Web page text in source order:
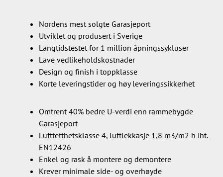
Nordens mest solgte Garasjeport
Utviklet og produsert i Sverige
Langtidstestet for 1 million åpningssykluser
Lave vedlikeholdskostnader
Design og finish i toppklasse
Korte leveringstider og høy leveringssikkerhet
Omtrent 40% bedre U-verdi enn rammebygde
Garasjeport
Lufttetthetsklasse 4, luftlekkasje 1,8 m3/m2 h iht.
EN12426
Enkel og rask å montere og demontere
Krever minimale side- og overhøyde